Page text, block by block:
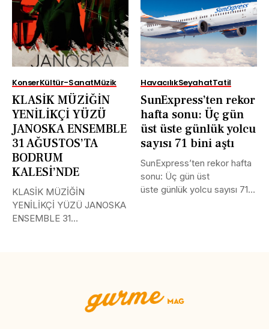
KonserKültür-SanatMüzik
KLASİK MÜZİĞİN
YENİLİKÇİ YÜZÜ
JANOSKA ENSEMBLE
31 AĞUSTOS’TA
BODRUM
KALESİ’NDE
KLASİK MÜZİĞİN
YENİLİKÇİ YÜZÜ JANOSKA
ENSEMBLE 31
HavacılıkSeyahatTatil
SunExpress’ten rekor
hafta sonu: Üç gün
üst üste günlük yolcu
sayısı 71 bini aştı
SunExpress’ten rekor hafta
sonu: Üç gün üst
üste günlük yolcu sayısı 71